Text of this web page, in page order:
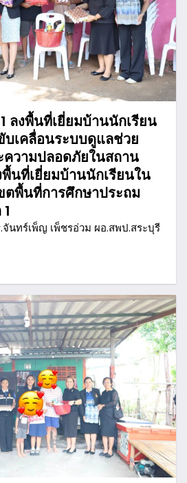
ลงพื้นที่เยี่ยมบ้านนักเรียน
บเคลื่อนระบบดูแลช่วย
ความปลอดภัยในสถาน
นที่เยี่ยมบ้านนักเรียนใน
ตพื้นที่การศึกษาประถม
นทร์เพ็ญ เพ็ชรอ่วม ผอ.สพป.สระบุรี